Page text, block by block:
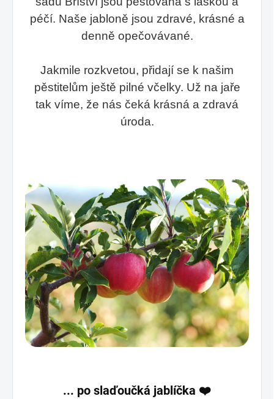
péčí. Naše jabloně jsou zdravé, krásné a
denně opečovávané.
Jakmile rozkvetou, přidají se k našim
pěstitelům ještě pilné včelky. Už na jaře
tak víme, že nás čeká krásná a zdravá
úroda.
... po slaďoučká jablíčka ❤️